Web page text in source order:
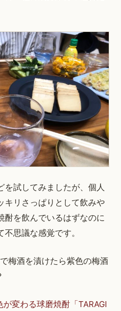
を試してみましたが、個人
キリさっぱりとして飲みや
酎を飲んでいるはずなのに
思議な感覚です。
梅酒を漬けたら紫色の梅酒
変わる球磨焼酎「TARAGI